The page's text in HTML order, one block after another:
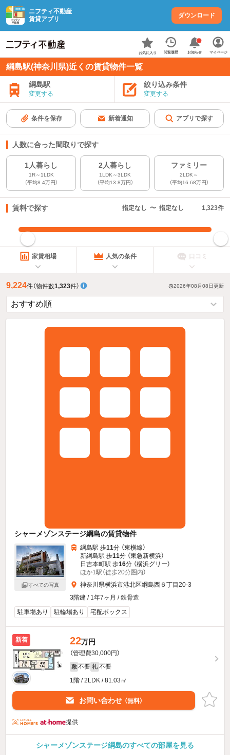
ニフティ不動産
賃貸アプリ
ダウンロード
お気に入り 閲覧履歴 お知らせ マイページ
綱島駅(神奈川県)近くの賃貸物件一覧
綱島駅
変更する
絞り込み条件
変更する
条件を保存 新着通知 アプリで探す
人数に合った間取りで探す
1人暮らし
1R～1LDK
（平均8.4万円）
2人暮らし
1LDK～3LDK
（平均13.8万円）
ファミリー
2LDK～
（平均16.68万円）
賃料で探す 指定なし 〜 指定なし 1,323件
指定した賃料で絞り込む
家賃相場 人気の条件 口コミ
9,224件（物件数1,323件） 2026年08月08日更新
シャーメゾンステージ綱島の賃貸物件
すべての写真
綱島駅 歩11分 （東横線）
新綱島駅 歩11分 （東急新横浜）
日吉本町駅 歩16分 （横浜グリー）
ほか1駅（徒歩20分圏内）
神奈川県横浜市港北区綱島西６丁目20-3
3階建 / 1年7ヶ月 / 鉄骨造
駐車場あり
駐輪場あり 宅配ボックス
新着 22万円
（管理費30,000円）
敷 不要 礼 不要
1階 / 2LDK / 81.03㎡
お問い合わせ （無料）
提供
シャーメゾンステージ綱島のすべての部屋を見る